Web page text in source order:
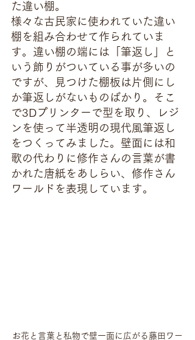
た違い棚。
様々な古民家に使われていた違い
棚を組み合わせて作られていま
す。違い棚の端には「筆返し」と
いう飾りがついている事が多いの
ですが、見つけた棚板は片側にし
か筆返しがないものばかり。そこ
で3Dプリンターで型を取り、レジ
ンを使って半透明の現代風筆返し
をつくってみました。壁面には和
歌の代わりに修作さんの言葉が書
かれた唐紙をあしらい、修作さん
ワールドを表現しています。
お花と言葉と私物で壁一面に広がる藤田ワー